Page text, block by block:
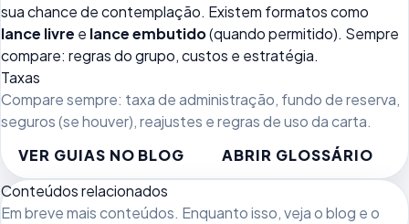
sua chance de contemplação. Existem formatos como
lance livre e lance embutido(quando permitido). Sempre
compare: regras do grupo, custos e estratégia.
Taxas
Compare sempre: taxa de administração, fundo de reserva,
seguros (se houver), reajustes e regras de uso da carta.
VER GUIAS NO BLOG
ABRIR GLOSSÁRIO
Conteúdos relacionados
Em breve mais conteúdos. Enquanto isso, vejao blog e o